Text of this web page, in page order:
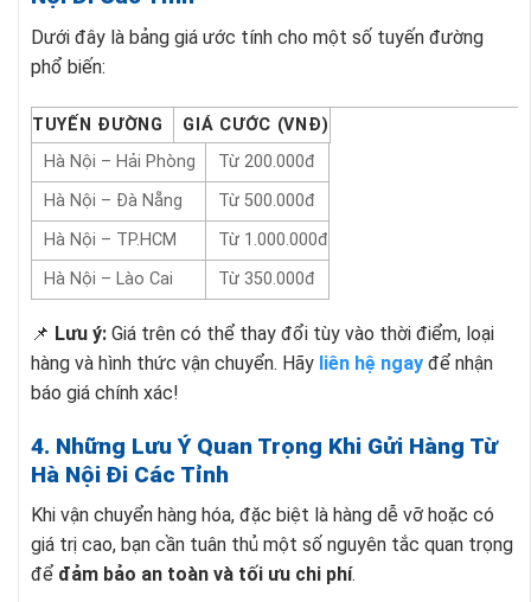
Dưới đây là bảng giá ước tính cho một số tuyến đường
phổ biến:
TUYẾN ĐƯỜNG
GIÁ CƯỚC (VNĐ)
Hà Nội – Hải Phòng
Từ 200.000đ
Hà Nội – Đà Nẵng
Từ 500.000đ
Hà Nội – TP.HCM
Từ 1.000.000đ
Hà Nội – Lào Cai
Từ 350.000đ
📌 Lưu ý: Giá trên có thể thay đổi tùy vào thời điểm, loại
hàng và hình thức vận chuyển. Hãy liên hệ ngay để nhận
báo giá chính xác!
4. Những Lưu Ý Quan Trọng Khi Gửi Hàng Từ
Hà Nội Đi Các Tỉnh
Khi vận chuyển hàng hóa, đặc biệt là hàng dễ vỡ hoặc có
giá trị cao, bạn cần tuân thủ một số nguyên tắc quan trọng
để đảm bảo an toàn và tối ưu chi phí.